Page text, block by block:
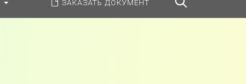
ЗАКАЗАТЬ ДОКУМЕНТ